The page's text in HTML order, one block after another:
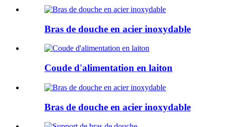
Bras de douche en acier inoxydable
Coude d'alimentation en laiton
Bras de douche en acier inoxydable